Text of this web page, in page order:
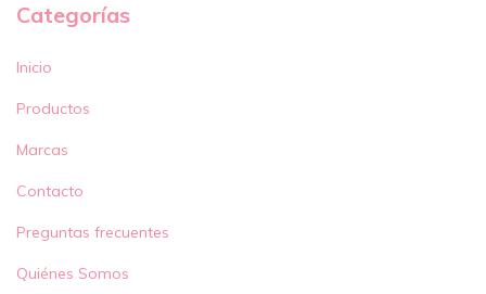
Categorías
Inicio
Productos
Marcas
Contacto
Preguntas frecuentes
Quiénes Somos